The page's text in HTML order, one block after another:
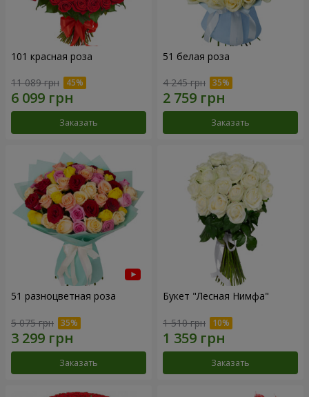
101 красная роза
11 089 грн
Заказать
51 белая роза
4 245 грн
Заказать
51 разноцветная роза
5 075 грн
Заказать
Букет "Лесная Нимфа"
1 510 грн
Заказать